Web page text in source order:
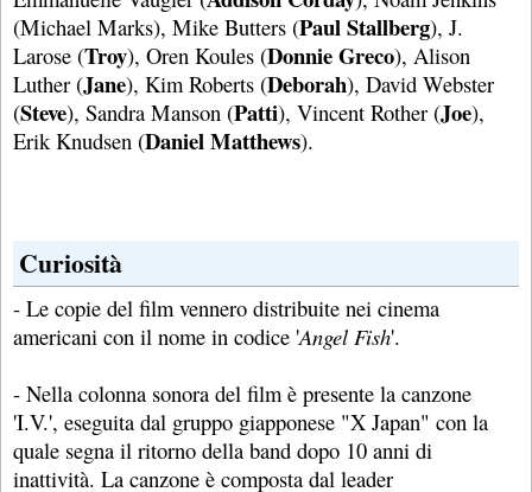
(Michael Marks), Mike Butters (Paul Stallberg), J.
Larose (Troy), Oren Koules (Donnie Greco), Alison
Luther (Jane), Kim Roberts (Deborah), David Webster
(Steve), Sandra Manson (Patti), Vincent Rother (Joe),
Erik Knudsen (Daniel Matthews).
Curiosità
- Le copie del film vennero distribuite nei cinema
americani con il nome in codice 'Angel Fish'.
- Nella colonna sonora del film è presente la canzone
'I.V.', eseguita dal gruppo giapponese "X Japan" con la
quale segna il ritorno della band dopo 10 anni di
inattività. La canzone è composta dal leader